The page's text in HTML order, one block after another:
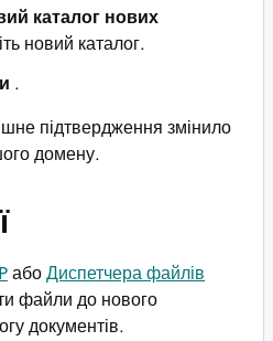
каталог нових
новий каталог.
підтвердження змінило
домену.
або Диспетчера файлів
файли до нового
документів.